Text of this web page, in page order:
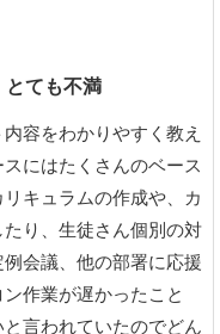
とても不満
容をわかりやすく教え
にはたくさんのベース
キュラムの作成や、カ
り、生徒さん個別の対
会議、他の部署に応援
作業が遅かったこと
言われていたのでどん